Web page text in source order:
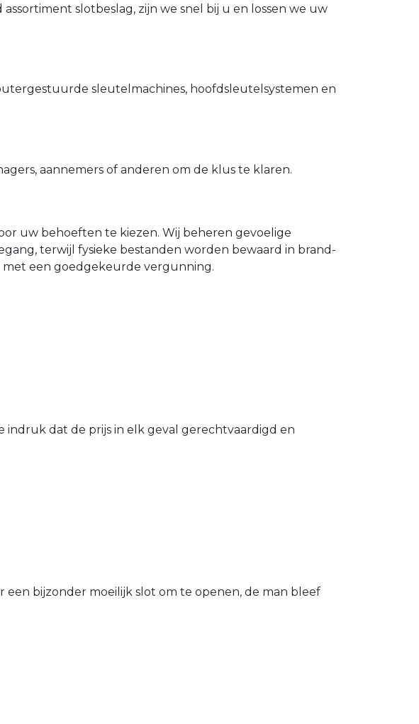
slotbeslag, zijn we snel bij u en lossen we uw
sleutelmachines, hoofdsleutelsystemen en
aannemers of anderen om de klus te klaren.
uw behoeften te kiezen. Wij beheren gevoelige
terwijl fysieke bestanden worden bewaard in brand-
een goedgekeurde vergunning.
dat de prijs in elk geval gerechtvaardigd en
bijzonder moeilijk slot om te openen, de man bleef